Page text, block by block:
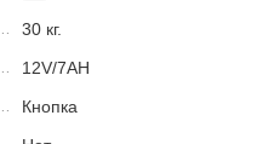
30 кг.
12V/7AH
Кнопка